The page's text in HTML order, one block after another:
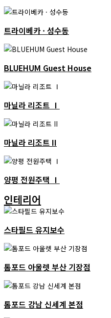
트라이베카 · 성수동
BLUEHUM Guest House
마닐라 리조트 Ⅰ
마닐라 리조트 II
양평 전원주택 Ⅰ
인테리어
스타필드 유지보수
톰포드 아울렛 부산 기장점
톰포드 강남 신세계 본점